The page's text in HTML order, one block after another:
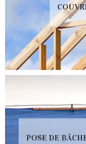
POSE DE